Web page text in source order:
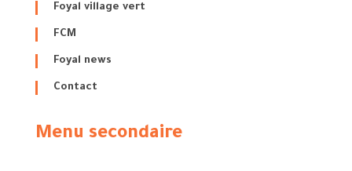
Foyal village vert
FCM
Foyal news
Contact
Menu secondaire